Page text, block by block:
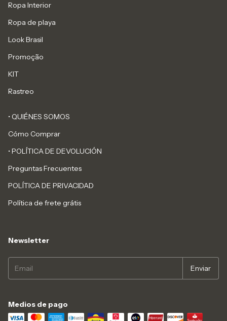
Ropa Interior
Ropa de playa
Look Brasil
Promoção
KIT
Rastreo
• QUIÉNES SOMOS
Cómo Comprar
• POLÍTICA DE DEVOLUCIÓN
Preguntas Frecuentes
POLÍTICA DE PRIVACIDAD
Política de frete grátis
Newsletter
Medios de pago